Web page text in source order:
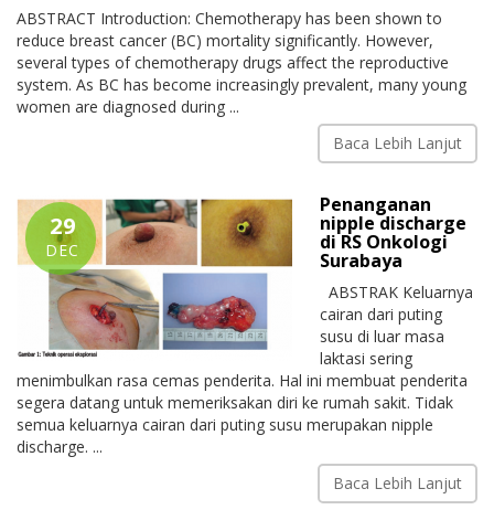
ABSTRACT Introduction: Chemotherapy has been shown to
reduce breast cancer (BC) mortality significantly. However,
several types of chemotherapy drugs affect the reproductive
system. As BC has become increasingly prevalent, many young
women are diagnosed during ...
Baca Lebih Lanjut
29
DEC
Penanganan
nipple discharge
di RS Onkologi
Surabaya
ABSTRAK Keluarnya
cairan dari puting
susu di luar masa
laktasi sering
menimbulkan rasa cemas penderita. Hal ini membuat penderita
segera datang untuk memeriksakan diri ke rumah sakit. Tidak
semua keluarnya cairan dari puting susu merupakan nipple
discharge. ...
Baca Lebih Lanjut